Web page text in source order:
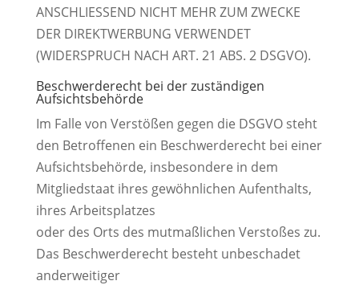
ANSCHLIESSEND NICHT MEHR ZUM ZWECKE
DER DIREKTWERBUNG VERWENDET
(WIDERSPRUCH NACH ART. 21 ABS. 2 DSGVO).
Beschwerde­recht bei der zuständigen
Aufsichts­behörde
Im Falle von Verstößen gegen die DSGVO steht
den Betroffenen ein Beschwerderecht bei einer
Aufsichtsbehörde, insbesondere in dem
Mitgliedstaat ihres gewöhnlichen Aufenthalts,
ihres Arbeitsplatzes
oder des Orts des mutmaßlichen Verstoßes zu.
Das Beschwerderecht besteht unbeschadet
anderweitiger